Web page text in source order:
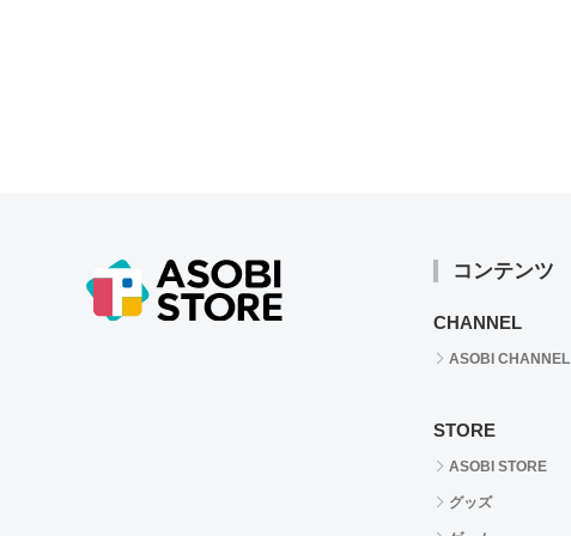
コンテンツ
CHANNEL
ASOBI CHANNEL
STORE
ASOBI STORE
グッズ